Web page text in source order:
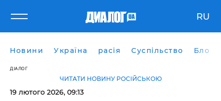
RU
Новини Україна расія Суспільство Блоги
ДІАЛОГ
ЧИТАТИ НОВИНУ РОСІЙСЬКОЮ
19 лютого 2026, 09:13